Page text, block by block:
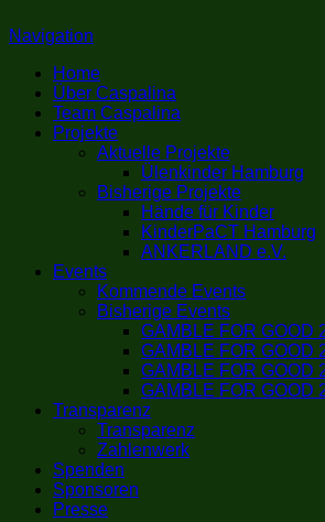
Navigation
Home
Über Caspalina
Team Caspalina
Projekte
Aktuelle Projekte
Ülenkinder Hamburg
Bisherige Projekte
Hände für Kinder
KinderPaCT Hamburg
ANKERLAND e.V.
Events
Kommende Events
Bisherige Events
GAMBLE FOR GOOD
GAMBLE FOR GOOD
GAMBLE FOR GOOD
GAMBLE FOR GOOD
Transparenz
Transparenz
Zahlenwerk
Spenden
Sponsoren
Presse